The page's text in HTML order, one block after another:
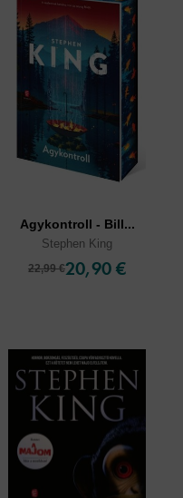
Agykontroll - Bill...
Stephen King
22,99 €20,90 €